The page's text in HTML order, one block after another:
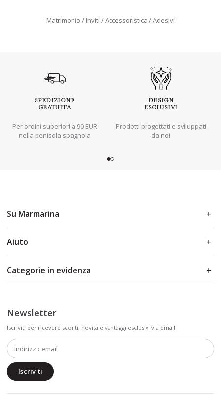
Matrimonio Inviti Accessoristica Adesivi
SPEDIZIONE
GRATUITA
Per ordini superiori a 90 EUR
nella penisola spagnola
DESIGN
ESCLUSIVI
Prodotti progettati e sviluppati
da noi
Su Marmarina
Aiuto
Categorie in evidenza
Newsletter
Iscriviti per ricevere sconti, novita e vantaggi esclusivi via email
Iscriviti